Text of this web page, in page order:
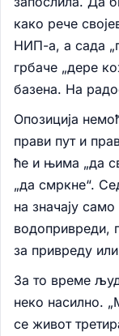
како рече
НИП-а, а сада
грбаче „дере
базена. На
Опозиција
прави пут и
ће и њима „да
„да смркне“.
на значају
водопривреди,
за привреду
За то време
неко насилно.
се живот